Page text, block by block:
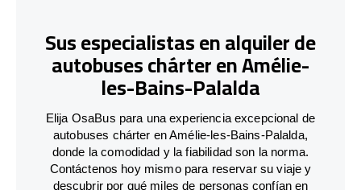
Sus especialistas en alquiler de
autobuses chárter en Amélie-
les-Bains-Palalda
Elija OsaBus para una experiencia excepcional de
autobuses chárter en Amélie-les-Bains-Palalda,
donde la comodidad y la fiabilidad son la norma.
Contáctenos hoy mismo para reservar su viaje y
descubrir por qué miles de personas confían en